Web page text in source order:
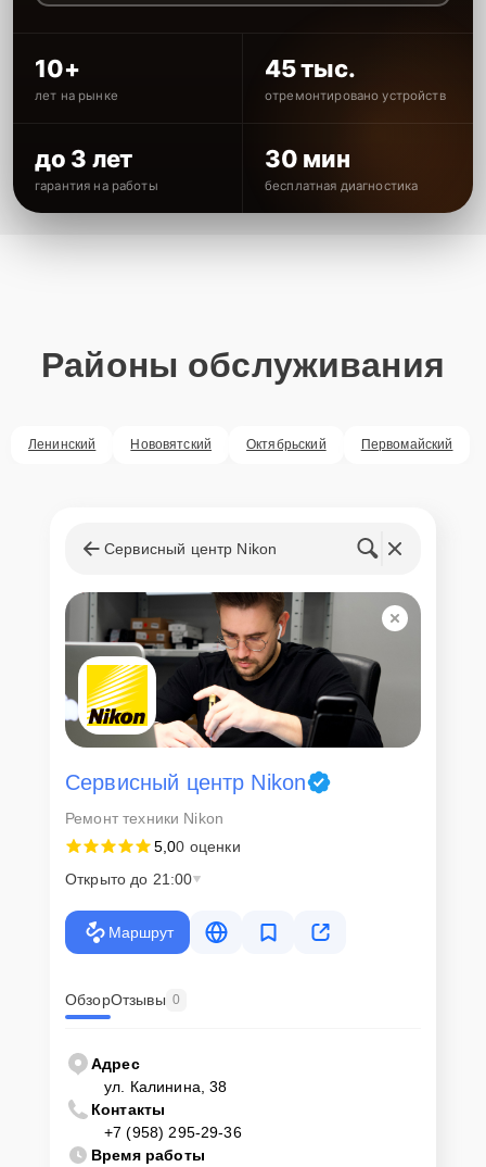
10+
лет на рынке
45 тыс.
отремонтировано устройств
до 3 лет
гарантия на работы
30 мин
бесплатная диагностика
Районы обслуживания
Ленинский Нововятский Октябрьский Первомайский
Сервисный центр Nikon
Сервисный центр Nikon
Ремонт техники Nikon
5,00 оценки
Открыто до 21:00
Маршрут
ОбзорОтзывы 0
Адрес
ул. Калинина, 38
Контакты
+7 (958) 295-29-36
Время работы